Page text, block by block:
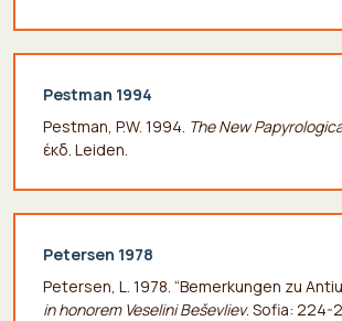
Pestman 1994
Pestman, P.W. 1994. The New
έκδ. Leiden.
Petersen 1978
Petersen, L. 1978. “Bemerkungen zu
in honorem Veselini Beševliev. Sofia: 224-